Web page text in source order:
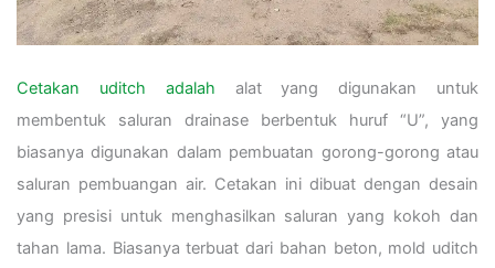
Cetakan uditch adalah alat yang digunakan untuk
membentuk saluran drainase berbentuk huruf “U”, yang
biasanya digunakan dalam pembuatan gorong-gorong atau
saluran pembuangan air. Cetakan ini dibuat dengan desain
yang presisi untuk menghasilkan saluran yang kokoh dan
tahan lama. Biasanya terbuat dari bahan beton, mold uditch